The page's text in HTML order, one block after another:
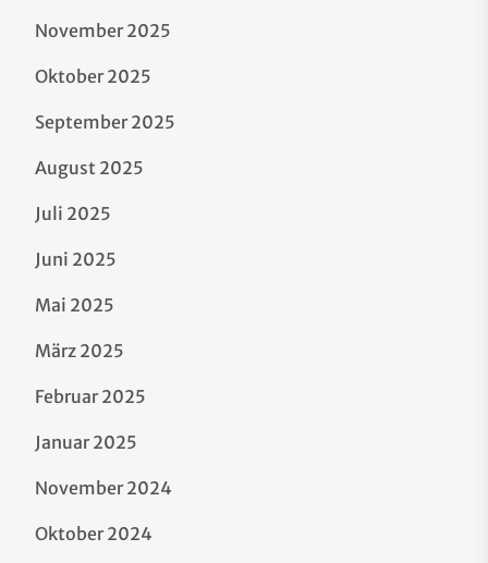
November 2025
Oktober 2025
September 2025
August 2025
Juli 2025
Juni 2025
Mai 2025
März 2025
Februar 2025
Januar 2025
November 2024
Oktober 2024